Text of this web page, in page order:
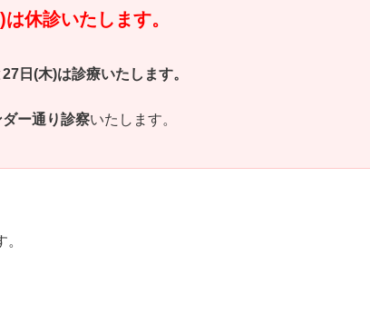
休診いたします。
27 日(木)は診療いたします。
ー通り診察いたします。